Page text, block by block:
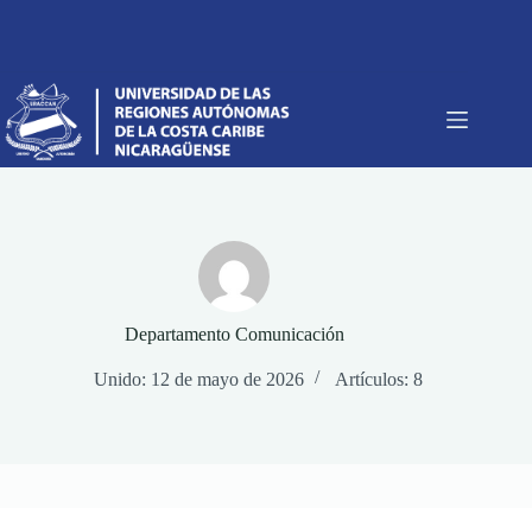
Departamento Comunicación
Unido: 12 de mayo de 2026 Artículos: 8